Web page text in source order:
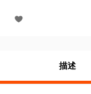
描述